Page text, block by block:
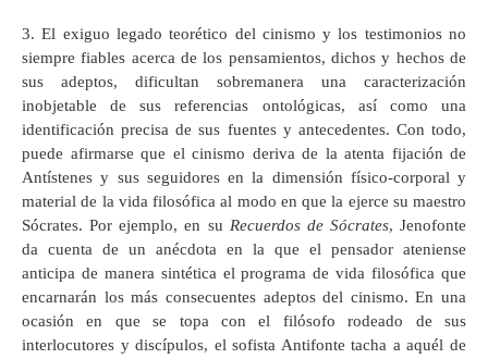
3. El exiguo legado teorético del cinismo y los testimonios no
siempre fiables acerca de los pensamientos, dichos y hechos de
sus adeptos, dificultan sobremanera una caracterización
inobjetable de sus referencias ontológicas, así como una
identificación precisa de sus fuentes y antecedentes. Con todo,
puede afirmarse que el cinismo deriva de la atenta fijación de
Antístenes y sus seguidores en la dimensión físico-corporal y
material de la vida filosófica al modo en que la ejerce su maestro
Sócrates. Por ejemplo, en su Recuerdos de Sócrates, Jenofonte
da cuenta de un anécdota en la que el pensador ateniense
anticipa de manera sintética el programa de vida filosófica que
encarnarán los más consecuentes adeptos del cinismo. En una
ocasión en que se topa con el filósofo rodeado de sus
interlocutores y discípulos, el sofista Antifonte tacha a aquél de